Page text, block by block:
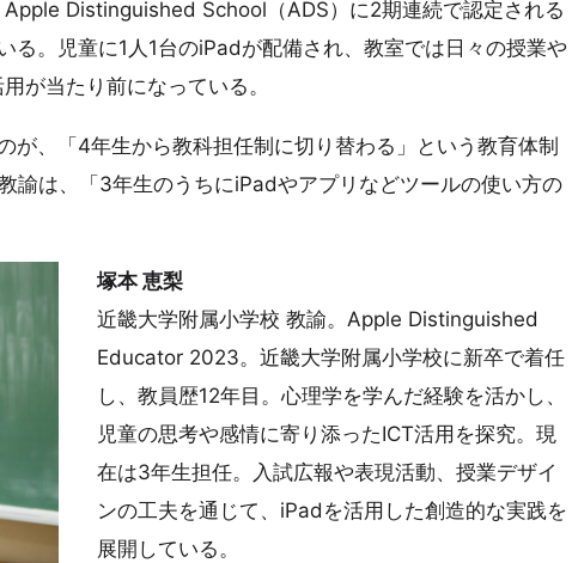
Distinguished School（ADS）に2期連続で認定される
る。児童に1人1台のiPadが配備され、教室では日々の授業や
が当たり前になっている。
が、「4年生から教科担任制に切り替わる」という教育体制
諭は、「3年生のうちにiPadやアプリなどツールの使い方の
塚本 恵梨
近畿大学附属小学校 教諭。Apple Distinguished
Educator 2023。近畿大学附属小学校に新卒で着任
し、教員歴12年目。心理学を学んだ経験を活かし、
児童の思考や感情に寄り添ったICT活用を探究。現
在は3年生担任。入試広報や表現活動、授業デザイ
ンの工夫を通じて、iPadを活用した創造的な実践を
展開している。